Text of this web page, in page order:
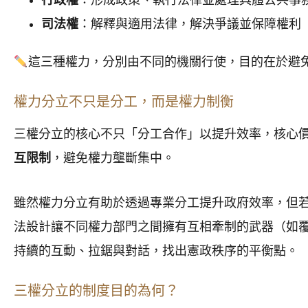
司法權 ：解釋與適用法律，解決爭議並保障權利
這三種權力，分別由不同的機關行使，目的在於避
權力分立不只是分工，而是權力制衡
三權分立的核心不只「分工合作」以提升效率，核心
互限制 ，避免權力壟斷集中。
雖然權力分立有助於透過專業分工提升政府效率，但
法設計讓不同權力部門之間擁有互相牽制的武器（如
持續的互動、拉鋸與對話，找出憲政秩序的平衡點。
三權分立的制度目的為何？